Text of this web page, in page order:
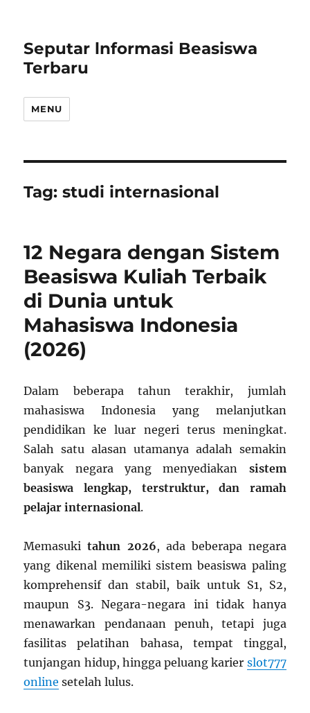
Seputar lnformasi Beasiswa
Terbaru
MENU
Tag:studi internasional
12 Negara dengan Sistem
Beasiswa Kuliah Terbaik
di Dunia untuk
Mahasiswa Indonesia
(2026)
Dalam beberapa tahun terakhir, jumlah
mahasiswa Indonesia yang melanjutkan
pendidikan ke luar negeri terus meningkat.
Salah satu alasan utamanya adalah semakin
banyak negara yang menyediakan sistem
beasiswa lengkap, terstruktur, dan ramah
pelajar internasional.
Memasukitahun 2026, ada beberapa negara
yang dikenal memiliki sistem beasiswa paling
komprehensif dan stabil, baik untuk S1, S2,
maupun S3. Negara-negara ini tidak hanya
menawarkan pendanaan penuh, tetapi juga
fasilitas pelatihan bahasa, tempat tinggal,
tunjangan hidup, hingga peluang karier slot777
online setelah lulus.